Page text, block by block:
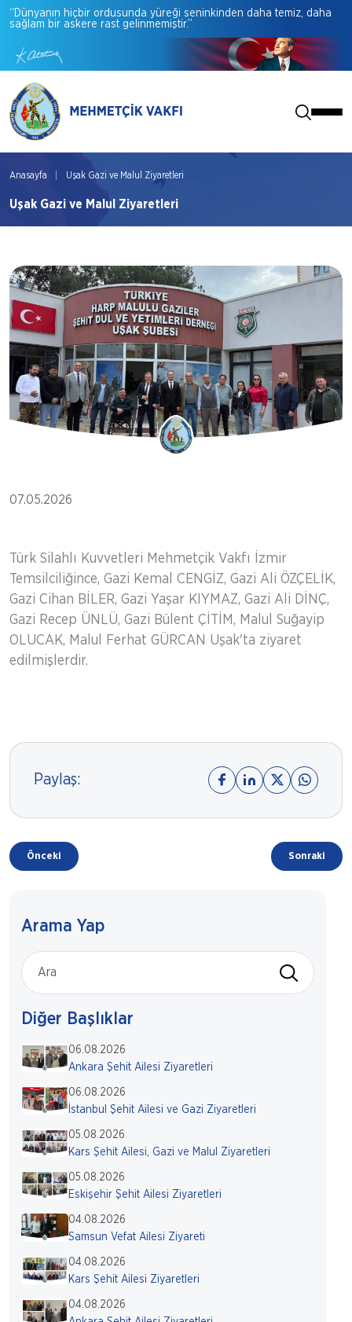
“Dünyanın hiçbir ordusunda yüreği seninkinden daha temiz, daha
sağlam bir askere rast gelinmemiştir.”
Anasayfa Uşak Gazi ve Malul Ziyaretleri
Uşak Gazi ve Malul Ziyaretleri
07.05.2026
Türk Silahlı Kuvvetleri Mehmetçik Vakfı İzmir
Temsilciliğince, Gazi Kemal CENGİZ, Gazi Ali ÖZÇELİK,
Gazi Cihan BİLER, Gazi Yaşar KIYMAZ, Gazi Ali DİNÇ,
Gazi Recep ÜNLÜ, Gazi Bülent ÇİTİM, Malul Suğayip
OLUCAK, Malul Ferhat GÜRCAN Uşak'ta ziyaret
edilmişlerdir.
Paylaş:
Önceki Sonraki
Arama Yap
Diğer Başlıklar
06.08.2026
Ankara Şehit Ailesi Ziyaretleri
06.08.2026
İstanbul Şehit Ailesi ve Gazi Ziyaretleri
05.08.2026
Kars Şehit Ailesi, Gazi ve Malul Ziyaretleri
05.08.2026
Eskişehir Şehit Ailesi Ziyaretleri
04.08.2026
Samsun Vefat Ailesi Ziyareti
04.08.2026
Kars Şehit Ailesi Ziyaretleri
04.08.2026